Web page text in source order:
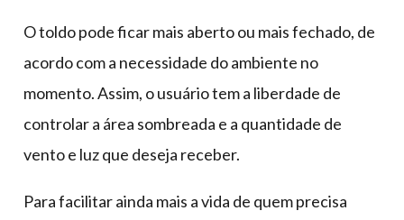
O toldo pode ficar mais aberto ou mais fechado, de
acordo com a necessidade do ambiente no
momento. Assim, o usuário tem a liberdade de
controlar a área sombreada e a quantidade de
vento e luz que deseja receber.
Para facilitar ainda mais a vida de quem precisa